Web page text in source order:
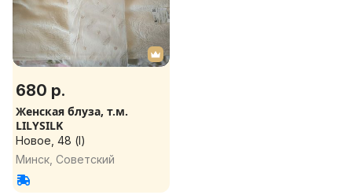
680 р.
Женская блуза, т.м.
LILYSILK
Новое, 48 (l)
Минск, Советский